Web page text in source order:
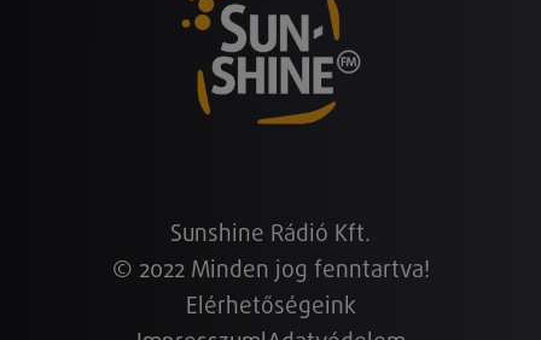
Sunshine Rádió Kft.
© 2022 Minden jog fenntartva!
Elérhetőségeink